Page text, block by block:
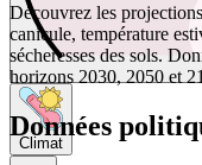
Climat
Découvrez les
canicule, température
sécheresses des sols.
horizons 2030, 2050 et
Données